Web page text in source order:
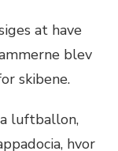
at have
blev
skibene.